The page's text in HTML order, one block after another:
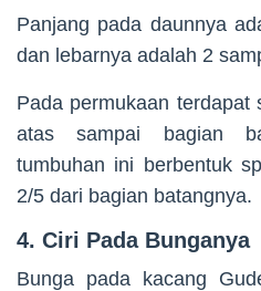
Panjang pada daunnya
dan lebarnya adalah 2
Pada permukaan terdapat
atas sampai bagian
tumbuhan ini berbentuk
2/5 dari bagian batangnya.
4. Ciri Pada Bunganya
Bunga pada kacang